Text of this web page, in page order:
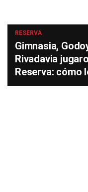
RESERVA
Gimnasia,
Rivadavia
Reserva: cómo